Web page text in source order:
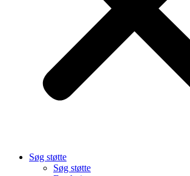
Søg støtte
Søg støtte